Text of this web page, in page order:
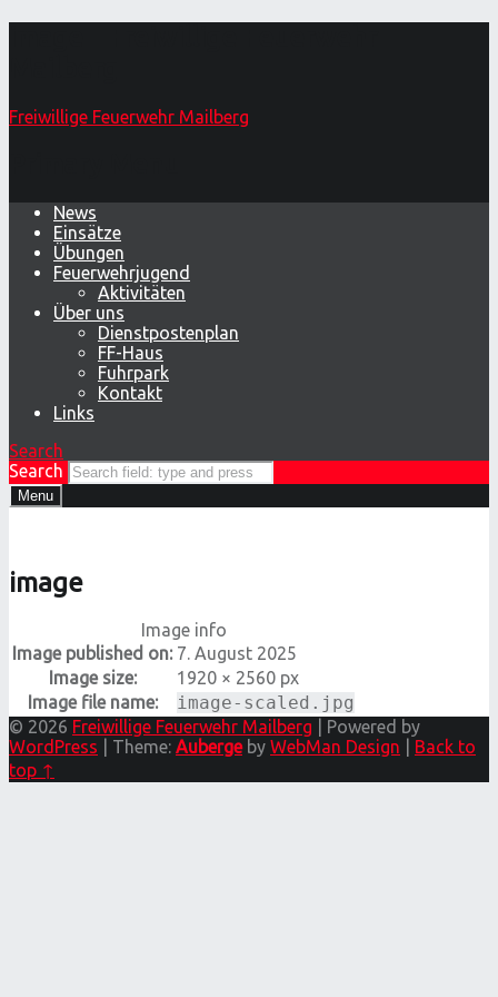
Freiwillige Feuerwehr Mailberg
News
Einsätze
Übungen
Feuerwehrjugend
Aktivitäten
Über uns
Dienstpostenplan
FF-Haus
Fuhrpark
Kontakt
Links
Search
Search
Menu
image
Image info
Image published on: 7. August 2025
Image size:
1920 × 2560 px
Image file name:
image-scaled.jpg
© 2026 Freiwillige Feuerwehr Mailberg
Powered by
WordPress
Theme: Aubergeby WebMan Design
Back to
top ↑